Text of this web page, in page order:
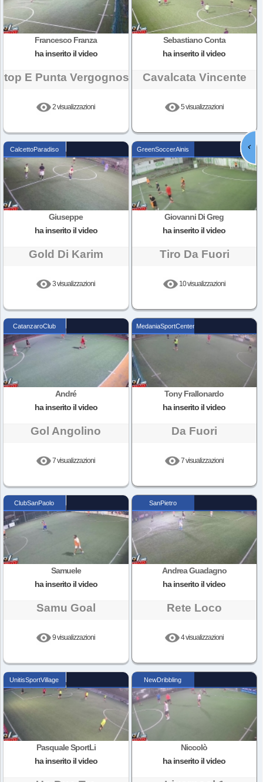
Francesco Franza
ha inserito il video
E Punta Vergognosa
2 visualizzazioni
Sebastiano Conta
ha inserito il video
Cavalcata Vincente
5 visualizzazioni
CalcettoParadiso
Giuseppe
ha inserito il video
Gold Di Karim
3 visualizzazioni
GreenSoccerAinis
Giovanni Di Greg
ha inserito il video
Tiro Da Fuori
10 visualizzazioni
CatanzaroClub
André
ha inserito il video
Gol Angolino
7 visualizzazioni
MedaniaSportCenter
Tony Frallonardo
ha inserito il video
Da Fuori
7 visualizzazioni
ClubSanPaolo
Samuele
ha inserito il video
Samu Goal
9 visualizzazioni
SanPietro
Andrea Guadagno
ha inserito il video
Rete Loco
4 visualizzazioni
UnitisSportVillage
Pasquale SportLi
ha inserito il video
NewDribbling
Niccolò
ha inserito il video
